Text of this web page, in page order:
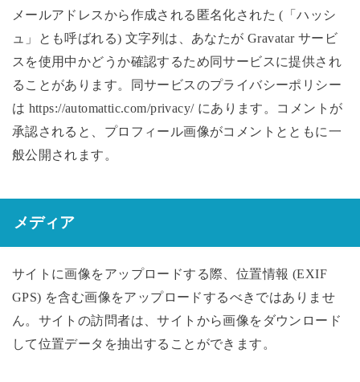
メールアドレスから作成される匿名化された (「ハッシ
ュ」とも呼ばれる) 文字列は、あなたが Gravatar サービ
スを使用中かどうか確認するため同サービスに提供され
ることがあります。同サービスのプライバシーポリシー
は https://automattic.com/privacy/ にあります。コメントが
承認されると、プロフィール画像がコメントとともに一
般公開されます。
メディア
サイトに画像をアップロードする際、位置情報 (EXIF
GPS) を含む画像をアップロードするべきではありませ
ん。サイトの訪問者は、サイトから画像をダウンロード
して位置データを抽出することができます。